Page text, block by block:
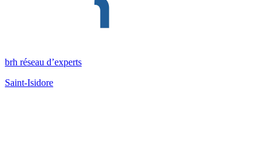
brh réseau d’experts
Saint-Isidore